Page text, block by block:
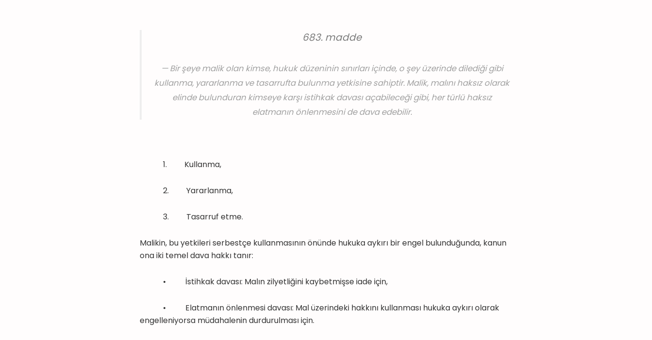
683. madde
Bir şeye malik olan kimse, hukuk düzeninin sınırları içinde, o şey üzerinde dilediği gibi
kullanma, yararlanma ve tasarrufta bulunma yetkisine sahiptir. Malik, malını haksız olarak
elinde bulunduran kimseye karşı istihkak davası açabileceği gibi, her türlü haksız
elatmanın önlenmesini de dava edebilir.
1. Kullanma,
2. Yararlanma,
3. Tasarruf etme.
Malikin, bu yetkileri serbestçe kullanmasının önünde hukuka aykırı bir engel bulunduğunda, kanun
ona iki temel dava hakkı tanır:
• İstihkak davası: Malın zilyetliğini kaybetmişse iade için,
• Elatmanın önlenmesi davası: Mal üzerindeki hakkını kullanması hukuka aykırı olarak
engelleniyorsa müdahalenin durdurulması için.